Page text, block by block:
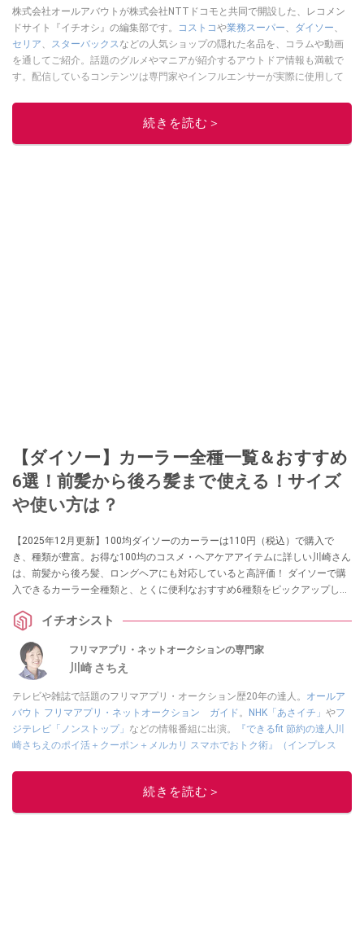
株式会社オールアバウトが株式会社NTTドコモと共同で開設した、レコメン
ドサイト『イチオシ』の編集部です。
コストコや業務スーパー、 ダイソー、
セリア、 スターバックスなどの人気ショップの隠れた名品を、コラムや動画
を通してご紹介。話題のグルメやマニアが紹介するアウトドア情報も満載で
す。配信しているコンテンツは専門家やインフルエンサーが実際に使用して
ニュースでフォロー
続きを読む＞
【ダイソー】カーラー全種一覧＆おすすめ
6選！前髪から後ろ髪まで使える！サイズ
や使い方は？
【2025年12月更新】100均ダイソーのカーラーは110円（税込）で購入で
き、種類が豊富。お得な100均のコスメ・ヘアケアアイテムに詳しい川崎さん
は、前髪から後ろ髪、ロングヘアにも対応していると高評価！ ダイソーで購
入できるカーラー全種類と、とくに便利なおすすめ6種類をピックアップしま
イチオシスト
フリマアプリ・ネットオークションの専門家
川崎 さちえ
テレビや雑誌で話題のフリマアプリ・オークション歴20年の達人。 オールア
バウト フリマアプリ・ネットオークション ガイド。 NHK「あさイチ」 やフ
ジテレビ「ノンストップ」 などの情報番組に出演。
『できるfit 節約の達人川
崎さちえのポイ活＋クーポン＋メルカリ スマホでおトク術』（インプレス
的に稼ぐ！』（翔泳社刊）
■経歴：2003年、夫が子育てをするために、突然会社を辞める。翌月からの
続きを読む＞